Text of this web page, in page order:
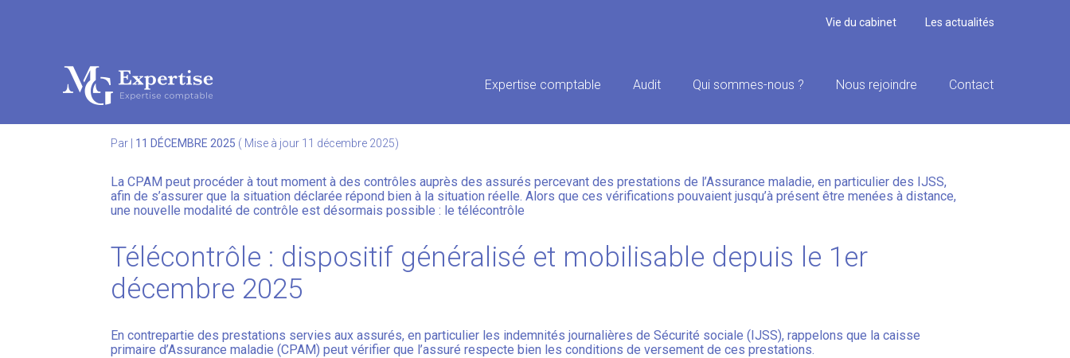
Vie du cabinet Les actualités
Aller
Expertise comptable Audit Qui sommes-nous ? Nous rejoindre Contact
Par 11 DÉCEMBRE 2025 ( Mise à jour 11 décembre 2025)
La CPAM peut procéder à tout moment à des contrôles auprès des assurés percevant des prestations de l’Assurance maladie, en particulier des IJSS,
afin de s’assurer que la situation déclarée répond bien à la situation réelle. Alors que ces vérifications pouvaient jusqu’à présent être menées à distance,
une nouvelle modalité de contrôle est désormais possible : le télécontrôle
Télécontrôle : dispositif généralisé et mobilisable depuis le 1er
décembre 2025
En contrepartie des prestations servies aux assurés, en particulier les indemnités journalières de Sécurité sociale (IJSS), rappelons que la caisse
primaire d’Assurance maladie (CPAM) peut vérifier que l’assuré respecte bien les conditions de versement de ces prestations.